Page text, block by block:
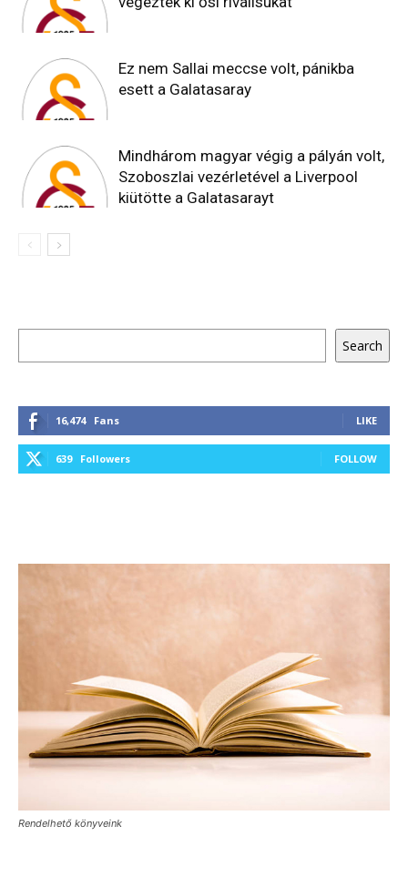
Ez nem Sallai meccse volt, pánikba
esett a Galatasaray
Mindhárom magyar végig a pályán volt,
Szoboszlai vezérletével a Liverpool
kiütötte a Galatasarayt
Search
16,474 Fans LIKE
639 Followers FOLLOW
Rendelhető könyveink